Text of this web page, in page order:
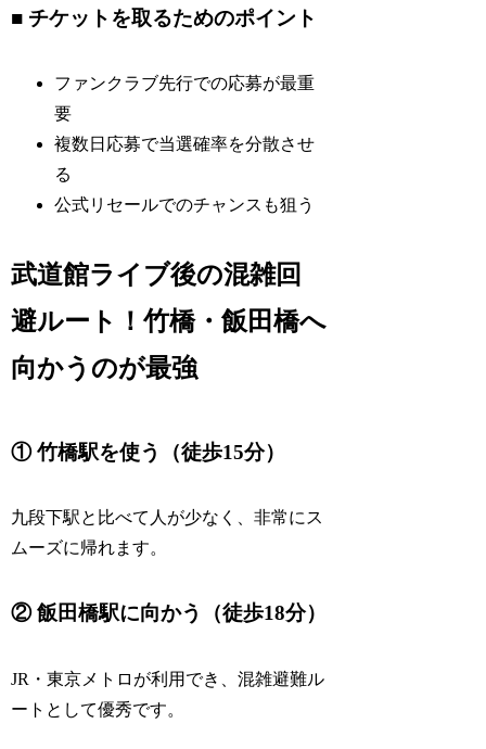
■ チケットを取るためのポイント
ファンクラブ先行での応募が最重
要
複数日応募で当選確率を分散させ
る
公式リセールでのチャンスも狙う
武道館ライブ後の混雑回
避ルート！竹橋・飯田橋へ
向かうのが最強
① 竹橋駅を使う（徒歩15分）
九段下駅と比べて人が少なく、非常にス
ムーズに帰れます。
② 飯田橋駅に向かう（徒歩18分）
JR・東京メトロが利用でき、混雑避難ル
ートとして優秀です。